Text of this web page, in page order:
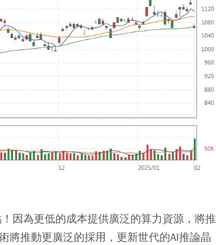
因為更低的成本提供廣泛的算力資源，將推
將推動更廣泛的採用，更新世代的AI推論晶